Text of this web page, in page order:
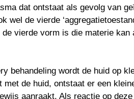
dat ontstaat als gevolg van
wel de vierde
vierde vorm is die materie kan
behandeling wordt de huid op
de huid, ontstaat er een
aanraakt. Als reactie op